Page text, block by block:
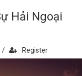
Hải Ngoại
/ Register